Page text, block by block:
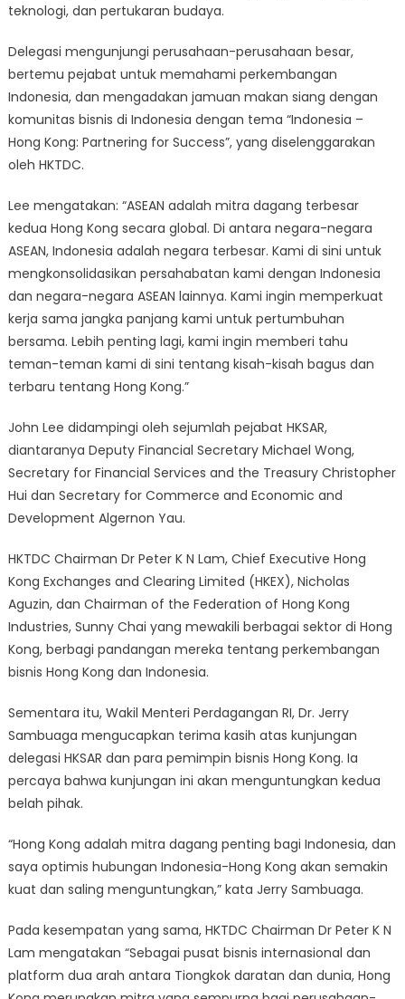
teknologi, dan pertukaran budaya.
Delegasi mengunjungi perusahaan-perusahaan besar,
bertemu pejabat untuk memahami perkembangan
Indonesia, dan mengadakan jamuan makan siang dengan
komunitas bisnis di Indonesia dengan tema “Indonesia –
Hong Kong: Partnering for Success”, yang diselenggarakan
oleh HKTDC.
Lee mengatakan: “ASEAN adalah mitra dagang terbesar
kedua Hong Kong secara global. Di antara negara-negara
ASEAN, Indonesia adalah negara terbesar. Kami di sini untuk
mengkonsolidasikan persahabatan kami dengan Indonesia
dan negara-negara ASEAN lainnya. Kami ingin memperkuat
kerja sama jangka panjang kami untuk pertumbuhan
bersama. Lebih penting lagi, kami ingin memberi tahu
teman-teman kami di sini tentang kisah-kisah bagus dan
terbaru tentang Hong Kong.”
John Lee didampingi oleh sejumlah pejabat HKSAR,
diantaranya Deputy Financial Secretary Michael Wong,
Secretary for Financial Services and the Treasury Christopher
Hui dan Secretary for Commerce and Economic and
Development Algernon Yau.
HKTDC Chairman Dr Peter K N Lam, Chief Executive Hong
Kong Exchanges and Clearing Limited (HKEX), Nicholas
Aguzin, dan Chairman of the Federation of Hong Kong
Industries, Sunny Chai yang mewakili berbagai sektor di Hong
Kong, berbagi pandangan mereka tentang perkembangan
bisnis Hong Kong dan Indonesia.
Sementara itu, Wakil Menteri Perdagangan RI, Dr. Jerry
Sambuaga mengucapkan terima kasih atas kunjungan
delegasi HKSAR dan para pemimpin bisnis Hong Kong. Ia
percaya bahwa kunjungan ini akan menguntungkan kedua
belah pihak.
“Hong Kong adalah mitra dagang penting bagi Indonesia, dan
saya optimis hubungan Indonesia-Hong Kong akan semakin
kuat dan saling menguntungkan,” kata Jerry Sambuaga.
Pada kesempatan yang sama, HKTDC Chairman Dr Peter K N
Lam mengatakan “Sebagai pusat bisnis internasional dan
platform dua arah antara Tiongkok daratan dan dunia, Hong